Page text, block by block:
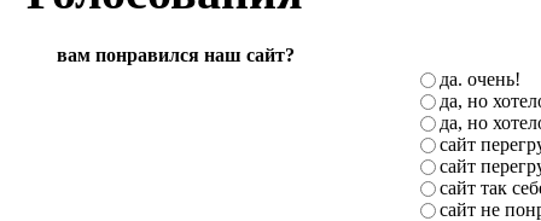
вам понравился наш сайт?
да. очень!
да, но
да, но
сайт
сайт
сайт так
сайт не